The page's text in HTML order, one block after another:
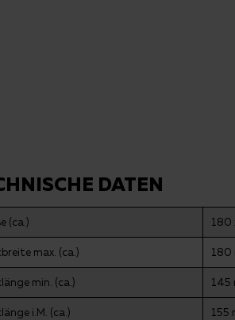
DATEN
(ca.) 180
max. (ca.) 180
min. (ca.) 145
i.M. (ca.) 155